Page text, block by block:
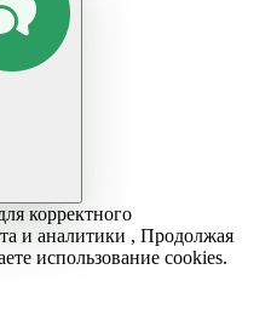
корректного
и аналитики , Продолжая
использование cookies.